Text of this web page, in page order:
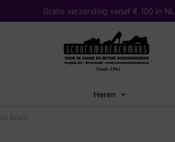
Gratis verzending vanaf € 100 in NL
Heren
Bruin